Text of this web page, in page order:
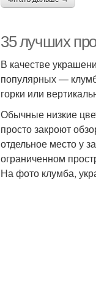
35 лучших
В качестве
популярных —
горки или
Обычные низкие
просто закроют
отдельное место у
ограниченном
На фото клумба,